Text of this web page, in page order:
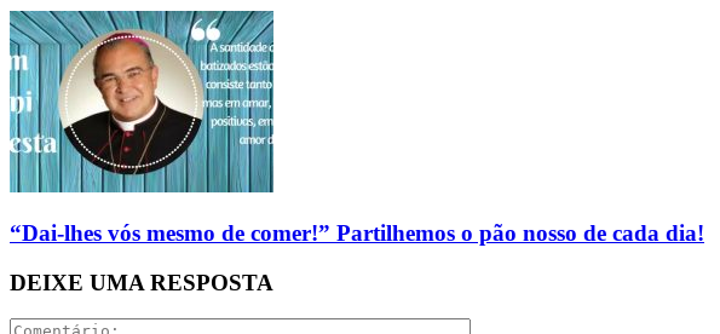
“Dai-lhes vós mesmo de comer!” Partilhemos o pão nosso de cada dia!
DEIXE UMA RESPOSTA